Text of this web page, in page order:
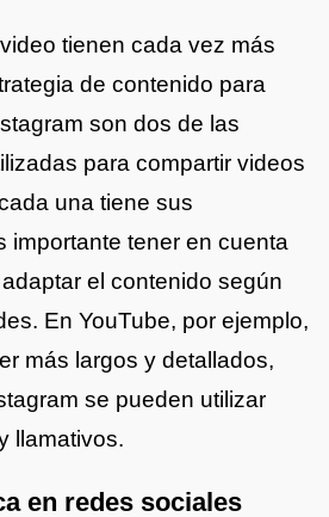
tienen cada vez más
de contenido para
son dos de las
para compartir videos
una tiene sus
importante tener en cuenta
el contenido según
En YouTube, por ejemplo,
más largos y detallados,
se pueden utilizar
llamativos.
en redes sociales